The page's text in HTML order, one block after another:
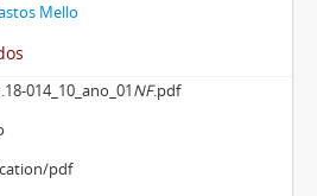
Mello
014_10_ano_01NF.pdf
pdf